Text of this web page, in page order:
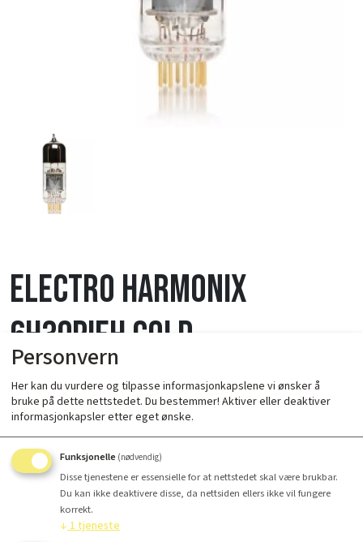
Electro Harmonix
6H30PiEH Gold
Stk/par/quad
Personvern
Her kan du vurdere og tilpasse informasjonkapslene vi ønsker å
bruke på dette nettstedet. Du bestemmer! Aktiver eller deaktiver
informasjonkapsler etter eget ønske.
Funksjonelle (nødvendig)
Disse tjenestene er essensielle for at nettstedet skal være brukbar.
Du kan ikke deaktivere disse, da nettsiden ellers ikke vil fungere
korrekt.
↓ 1tjeneste